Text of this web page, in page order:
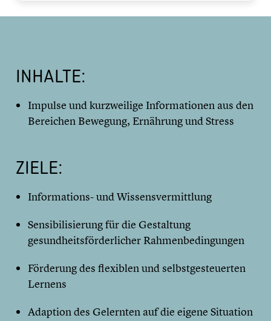
INHALTE:
Impulse und kurzweilige Informationen aus den
Bereichen Bewegung, Ernährung und Stress
ZIELE:
Informations- und Wissensvermittlung
Sensibilisierung für die Gestaltung
gesundheitsförderlicher Rahmenbedingungen
Förderung des flexiblen und selbstgesteuerten
Lernens
Adaption des Gelernten auf die eigene Situation